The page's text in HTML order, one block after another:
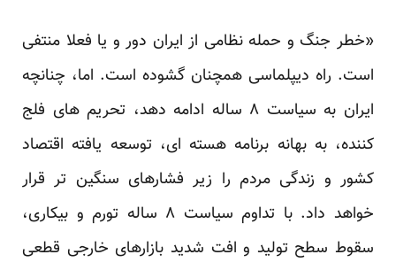
«خطر جنگ و حمله نظامی از ایران دور و یا فعلا منتفی
است. راه دیپلماسی همچنان گشوده است. اما، چنانچه
ایران به سیاست ۸ ساله ادامه دهد، تحریم های فلج
کننده، به بهانه برنامه هسته ای، توسعه یافته اقتصاد
کشور و زندگی مردم را زیر فشارهای سنگین تر قرار
خواهد داد. با تداوم سیاست ۸ ساله تورم و بیکاری،
سقوط سطح تولید و افت شدید بازارهای خارجی قطعی